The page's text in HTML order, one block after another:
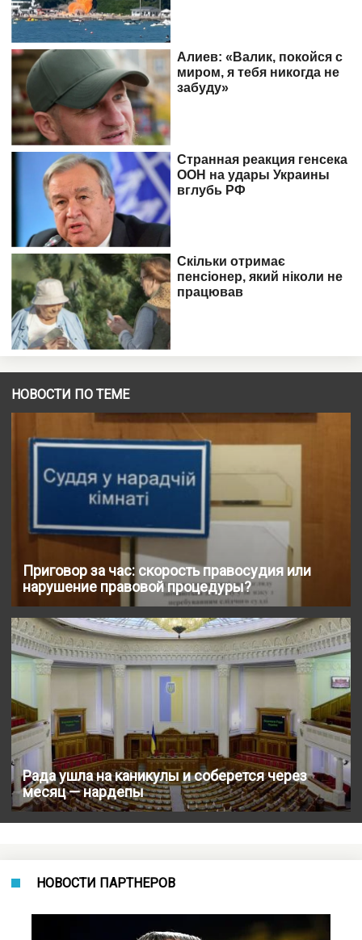
НОВОСТИ ПО ТЕМЕ
Приговор за час: скорость правосудия или
нарушение правовой процедуры?
Рада ушла на каникулы и соберется через
месяц — нардепы
НОВОСТИ ПАРТНЕРОВ